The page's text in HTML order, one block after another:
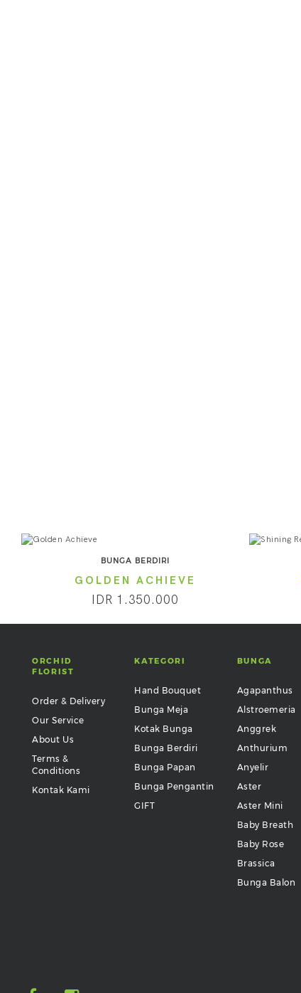
BUNGA BERDIRI
GOLDEN ACHIEVE
IDR 1.350.000
ORCHID
FLORIST
Order & Delivery
Our Service
About Us
Terms &
Conditions
Kontak Kami
KATEGORI
Hand Bouquet
Bunga Meja
Kotak Bunga
Bunga Berdiri
Bunga Papan
Bunga Pengantin
GIFT
BUNGA
Agapanthus
Alstroemeria
Anggrek
Anthurium
Anyelir
Aster
Aster Mini
Baby Breath
Baby Rose
Brassica
Bunga Balon